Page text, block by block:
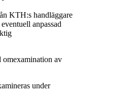
KTH:s handläggare
anpassad
omexamination av
under